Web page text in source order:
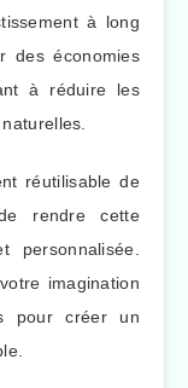
à long
des économies
à réduire les
réutilisable de
rendre cette
personnalisée.
imagination
pour créer un